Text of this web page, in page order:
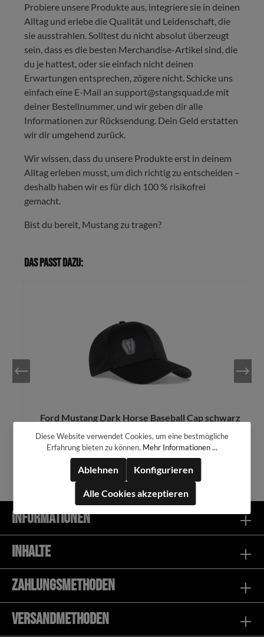
Probiere unsere Produkte aus, integriere sie in deinen
Alltag und erlebe die Qualität und Leidenschaft, die
sie ausstrahlen. Solltest du nicht absolut überzeugt
sein, dass es die besten Merchandise-Artikel sind, die
du je hattest, oder sie einfach nicht deinen
Erwartungen entsprechen, zögere nicht. Schicke uns
einfach eine E-Mail an support@stangsquad.de mit
deiner Bestellnummer, und wir geben dir alle
Informationen zur Rücksendung. Dein Geld erstatten
wir dir umgehend zurück.
Wir wissen, dass du unsere Produkte erst in deinem
Alltag erleben musst, um dich richtig zu entscheiden –
deshalb haben wir es für dich 100 % risikofrei
gemacht.
Bist du bereit, Mustang zu tragen?
Das passt dazu:
Ford Mustang Dark Horse Baseball Cap schwarz
34,99 €*
Informationen
Inhalte
Zahlungsmethoden
Versandmethoden
Diese Website verwendet Cookies, um eine bestmögliche
Erfahrung bieten zu können. Mehr Informationen ...
Ablehnen Konfigurieren
Alle Cookies akzeptieren